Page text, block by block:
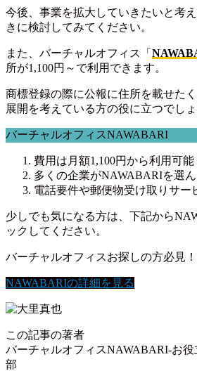
今後、事業を拡大していきたいと考
きに検討してみてください。
また、バーチャルオフィス「
所が1,100円～で利用できます。
商標登録の際に公報に住所を載せた
展開を考えている方の役に立つでしょ
バーチャルオフィスNAWABARI
費用は月額1,100円から利用可能
多くの企業がNAWABARIを選
電話要件や郵便物受け取りサー
少しでも気になる方は、下記から
ックしてください。
バーチャルオフィスお探しの方必見！
NAWABARIの詳細を見る
この記事の著者
バーチャルオフィスNAWABARI-お
部